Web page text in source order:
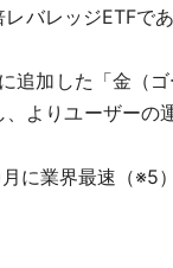
バレッジETFで
追加した「金（
よりユーザーの
に業界最速（※5